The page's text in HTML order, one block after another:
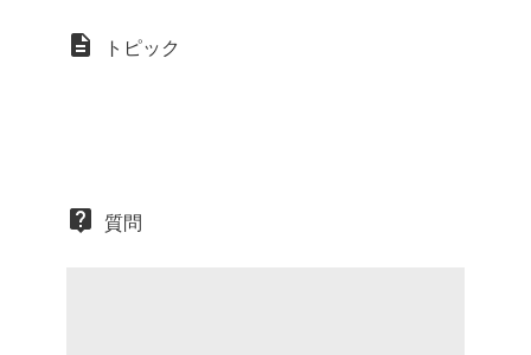
トピック
質問